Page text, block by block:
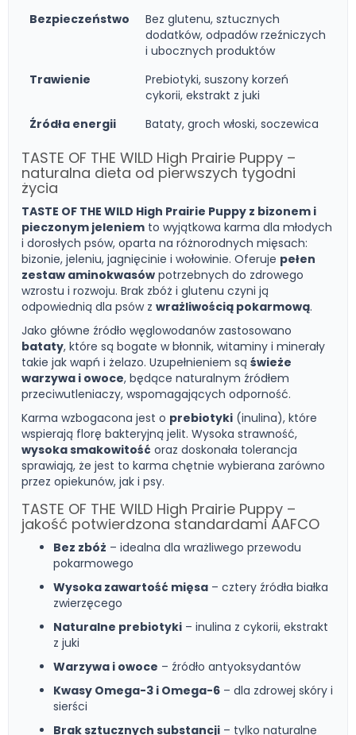
Bezpieczeństwo
Bez glutenu, sztucznych
dodatków, odpadów rzeźniczych
i ubocznych produktów
Trawienie
Prebiotyki, suszony korzeń
cykorii, ekstrakt z juki
Źródła energii
Bataty, groch włoski, soczewica
TASTE OF THE WILD High Prairie Puppy –
naturalna dieta od pierwszych tygodni
życia
TASTE OF THE WILD High Prairie Puppy z bizonem i
pieczonym jeleniem to wyjątkowa karma dla młodych
i dorosłych psów, oparta na różnorodnych mięsach:
bizonie, jeleniu, jagnięcinie i wołowinie. Oferuje pełen
zestaw aminokwasów potrzebnych do zdrowego
wzrostu i rozwoju. Brak zbóż i glutenu czyni ją
odpowiednią dla psów z wrażliwością pokarmową.
Jako główne źródło węglowodanów zastosowano
bataty, które są bogate w błonnik, witaminy i minerały
takie jak wapń i żelazo. Uzupełnieniem są świeże
warzywa i owoce, będące naturalnym źródłem
przeciwutleniaczy, wspomagających odporność.
Karma wzbogacona jest o prebiotyki (inulina), które
wspierają florę bakteryjną jelit. Wysoka strawność,
wysoka smakowitość oraz doskonała tolerancja
sprawiają, że jest to karma chętnie wybierana zarówno
przez opiekunów, jak i psy.
TASTE OF THE WILD High Prairie Puppy –
jakość potwierdzona standardami AAFCO
Bez zbóż – idealna dla wrażliwego przewodu
pokarmowego
Wysoka zawartość mięsa – cztery źródła białka
zwierzęcego
Naturalne prebiotyki – inulina z cykorii, ekstrakt
z juki
Warzywa i owoce – źródło antyoksydantów
Kwasy Omega-3 i Omega-6 – dla zdrowej skóry i
sierści
Brak sztucznych substancji – tylko naturalne